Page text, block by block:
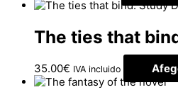
The ties that
35.00€ IVA incluido